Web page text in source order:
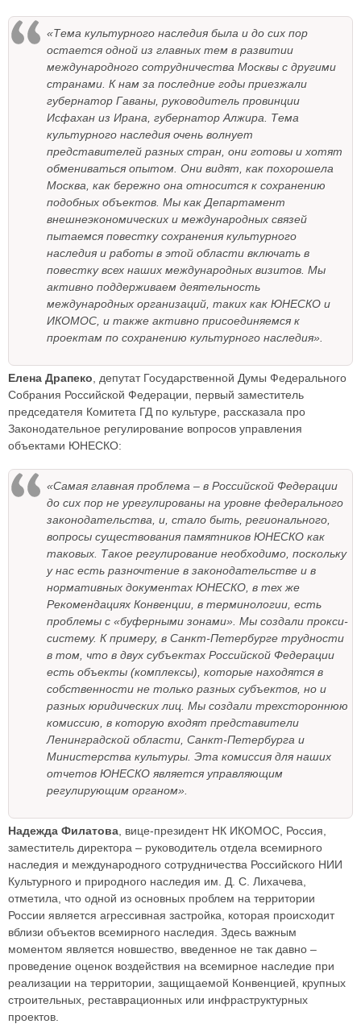
«Тема культурного наследия была и до сих пор
остается одной из главных тем в развитии
международного сотрудничества Москвы с другими
странами. К нам за последние годы приезжали
губернатор Гаваны, руководитель провинции
Исфахан из Ирана, губернатор Алжира. Тема
культурного наследия очень волнует
представителей разных стран, они готовы и хотят
обмениваться опытом. Они видят, как похорошела
Москва, как бережно она относится к сохранению
подобных объектов. Мы как Департамент
внешнеэкономических и международных связей
пытаемся повестку сохранения культурного
наследия и работы в этой области включать в
повестку всех наших международных визитов. Мы
активно поддерживаем деятельность
международных организаций, таких как ЮНЕСКО и
ИКОМОС, и также активно присоединяемся к
проектам по сохранению культурного наследия».
Елена Драпеко , депутат Государственной Думы Федерального
Собрания Российской Федерации, первый заместитель
председателя Комитета ГД по культуре, рассказала про
Законодательное регулирование вопросов управления
объектами ЮНЕСКО:
«Самая главная проблема – в Российской Федерации
до сих пор не урегулированы на уровне федерального
законодательства, и, стало быть, регионального,
вопросы существования памятников ЮНЕСКО как
таковых. Такое регулирование необходимо, поскольку
у нас есть разночтение в законодательстве и в
нормативных документах ЮНЕСКО, в тех же
Рекомендациях Конвенции, в терминологии, есть
проблемы с «буферными зонами». Мы создали прокси-
систему. К примеру, в Санкт-Петербурге трудности
в том, что в двух субъектах Российской Федерации
есть объекты (комплексы), которые находятся в
собственности не только разных субъектов, но и
разных юридических лиц. Мы создали трехстороннюю
комиссию, в которую входят представители
Ленинградской области, Санкт-Петербурга и
Министерства культуры. Эта комиссия для наших
отчетов ЮНЕСКО является управляющим
регулирующим органом».
Надежда Филатова , вице-президент НК ИКОМОС, Россия,
заместитель директора – руководитель отдела всемирного
наследия и международного сотрудничества Российского НИИ
Культурного и природного наследия им. Д. С. Лихачева,
отметила, что одной из основных проблем на территории
России является агрессивная застройка, которая происходит
вблизи объектов всемирного наследия. Здесь важным
моментом является новшество, введенное не так давно –
проведение оценок воздействия на всемирное наследие при
реализации на территории, защищаемой Конвенцией, крупных
строительных, реставрационных или инфраструктурных
проектов.